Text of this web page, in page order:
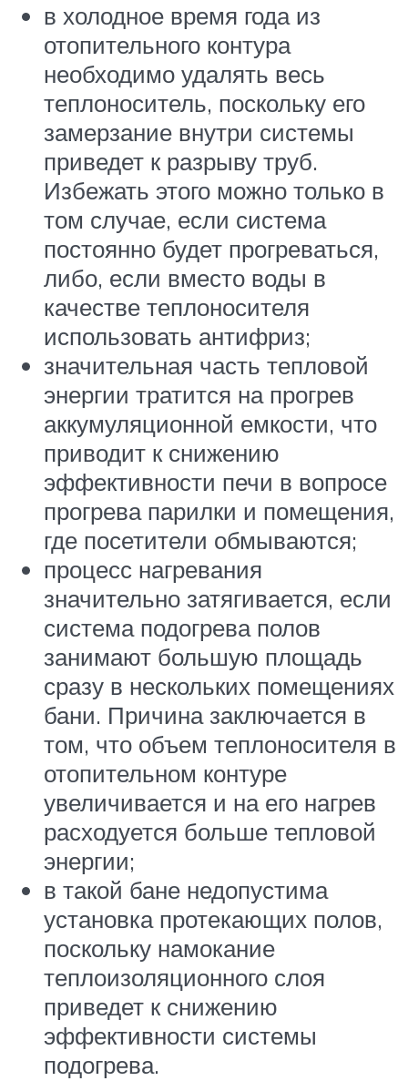
в холодное время года из
отопительного контура
необходимо удалять весь
теплоноситель, поскольку его
замерзание внутри системы
приведет к разрыву труб.
Избежать этого можно только в
том случае, если система
постоянно будет прогреваться,
либо, если вместо воды в
качестве теплоносителя
использовать антифриз;
значительная часть тепловой
энергии тратится на прогрев
аккумуляционной емкости, что
приводит к снижению
эффективности печи в вопросе
прогрева парилки и помещения,
где посетители обмываются;
процесс нагревания
значительно затягивается, если
система подогрева полов
занимают большую площадь
сразу в нескольких помещениях
бани. Причина заключается в
том, что объем теплоносителя в
отопительном контуре
увеличивается и на его нагрев
расходуется больше тепловой
энергии;
в такой бане недопустима
установка протекающих полов,
поскольку намокание
теплоизоляционного слоя
приведет к снижению
эффективности системы
подогрева.